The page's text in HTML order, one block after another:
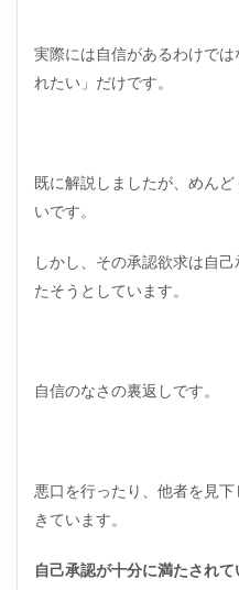
実際には自信があるわけで
れたい」だけです。
既に解説しましたが、めん
いです。
しかし、その承認欲求は自
たそうとしています。
自信のなさの裏返しです。
悪口を行ったり、他者を見
きています。
自己承認が十分に満たされ